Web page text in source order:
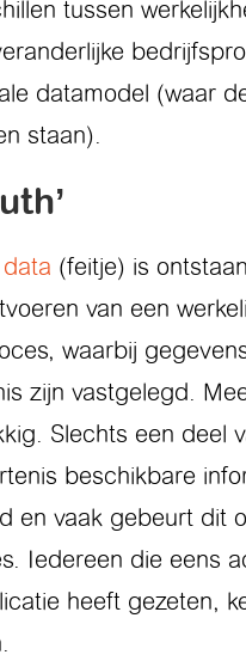
tussen
datamodel (waar de
staan).
(feitje) is
van een
waarbij
zijn vastgelegd.
Slechts een deel
beschikbare
en vaak gebeurt dit
Iedereen die eens
heeft gezeten,